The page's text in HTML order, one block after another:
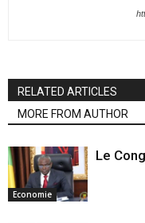
RELATED ARTICLES
MORE FROM AUTHOR
Economie
Le